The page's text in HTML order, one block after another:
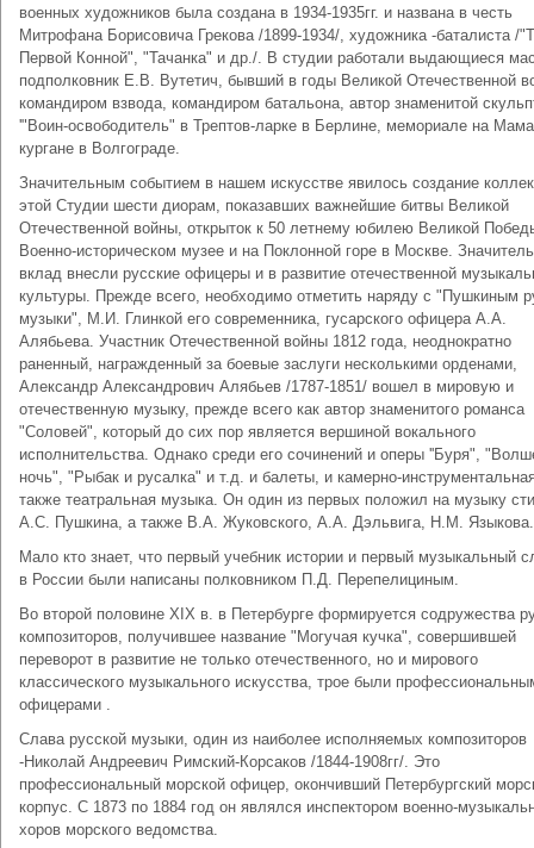
военных художников была создана в 1934-1935гг. и названа в честь
Митрофана Борисовича Грекова /1899-1934/, художника -баталиста /
Первой Конной", "Тачанка" и др./. В студии работали выдающиеся
подполковник Е.В. Вутетич, бывший в годы Великой Отечественной
командиром взвода, командиром батальона, автор знаменитой
'"Воин-освободитель" в Трептов-ларке в Берлине, мемориале на
кургане в Волгограде.
Значительным событием в нашем искусстве явилось создание
этой Студии шести диорам, показавших важнейшие битвы Великой
Отечественной войны, открыток к 50 летнему юбилею Великой
Военно-историческом музее и на Поклонной горе в Москве.
вклад внесли русские офицеры и в развитие отечественной
культуры. Прежде всего, необходимо отметить наряду с "Пушкиным
музыки", М.И. Глинкой его современника, гусарского офицера А.А.
Алябьева. Участник Отечественной войны 1812 года, неоднократно
раненный, награжденный за боевые заслуги несколькими орденами,
Александр Александрович Алябьев /1787-1851/ вошел в мировую и
отечественную музыку, прежде всего как автор знаменитого романса
"Соловей", который до сих пор является вершиной вокального
исполнительства. Однако среди его сочинений и оперы ''Буря",
ночь", "Рыбак и русалка" и т.д. и балеты, и камерно-
также театральная музыка. Он один из первых положил на музыку
А.С. Пушкина, а также В.А. Жуковского, А.А. Дэльвига, Н.М. Языкова.
Мало кто знает, что первый учебник истории и первый музыкальный
в России были написаны полковником П.Д. Перепелициным.
Во второй половине XIX в. в Петербурге формируется содружества
композиторов, получившее название "Могучая кучка", совершившей
переворот в развитие не только отечественного, но и мирового
классического музыкального искусства, трое были
офицерами .
Слава русской музыки, один из наиболее исполняемых композиторов
-Николай Андреевич Римский-Корсаков /1844-1908гг/. Это
профессиональный морской офицер, окончивший Петербургский
корпус. С 1873 по 1884 год он являлся инспектором военно-
хоров морского ведомства.